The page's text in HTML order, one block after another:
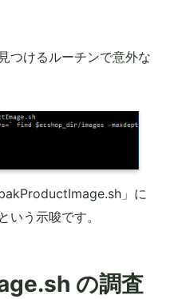
つけるルーチンで意外な
」に
いう示唆です。
の調査